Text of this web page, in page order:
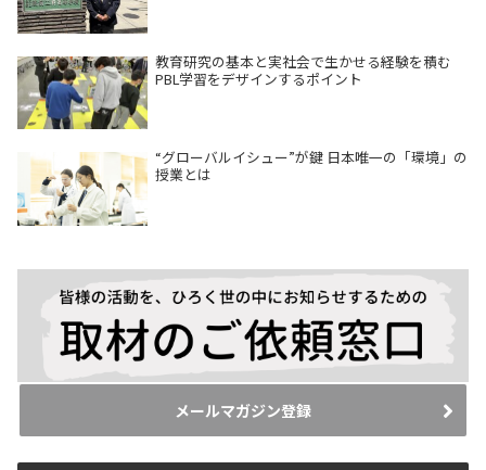
教育研究の基本と実社会で生かせる経験を積む
PBL学習をデザインするポイント
“グローバルイシュー”が鍵 日本唯一の「環境」の
授業とは
メールマガジン登録